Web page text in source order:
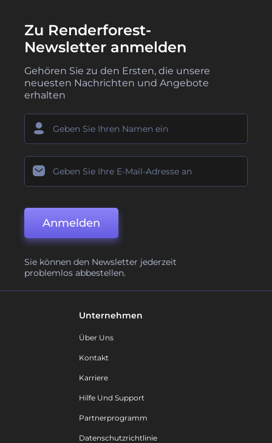
Zu Renderforest-
Newsletter anmelden
Gehören Sie zu den Ersten, die unsere
neuesten Nachrichten und Angebote
erhalten
Anmelden
Sie können den Newsletter jederzeit
problemlos abbestellen.
Unternehmen
Über Uns
Kontakt
Karriere
Hilfe Und Support
Partnerprogramm
Datenschutzrichtlinie